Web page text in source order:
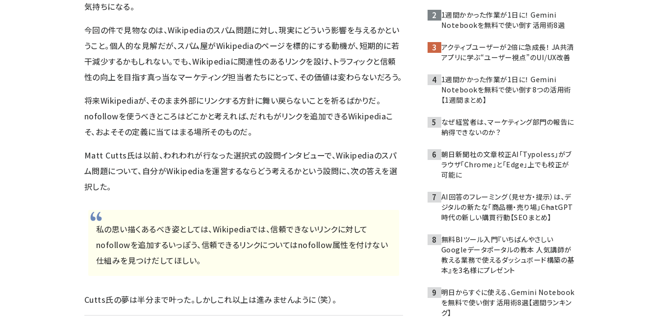
気持ちになる。
今回の件で見物なのは、Wikipediaのスパム問題に対し、現実にどういう影響を与えるかとい
うこと。個人的な見解だが、スパム屋がWikipediaのページを標的にする動機が、短期的に若
干減少するかもしれない。でも、Wikipediaに関連性のあるリンクを設け、トラフィックと信頼
性の向上を目指す真っ当なマーケティング担当者たちにとって、その価値は変わらないだろう。
将来Wikipediaが、そのまま外部にリンクする方針に舞い戻らないことを祈るばかりだ。
nofollowを使うべきところはどこかと考えれば、だれもがリンクを追加できるWikipediaこ
そ、およそその定義に当てはまる場所そのものだ。
Matt Cutts氏は以前、われわれが行なった選択式の設問インタビューで、Wikipediaのスパ
ム問題について、自分がWikipediaを運営するならどう考えるかという設問に、次の答えを選
択した。
私の思い描くあるべき姿としては、Wikipediaでは、信頼できないリンクに対して
nofollowを追加するいっぽう、信頼できるリンクについてはnofollow属性を付けない
仕組みを見つけだしてほしい。
Cutts氏の夢は半分まで叶った。しかしこれ以上は進みませんように（笑）。
1週間かかった作業が1日に！ Gemini
Notebookを無料で使い倒す活用術8選
アクティブユーザーが2倍に急成長！ JA共済
アプリに学ぶ“ユーザー視点”のUI/UX改善
1週間かかった作業が1日に！ Gemini
Notebookを無料で使い倒す8つの活用術
【1週間まとめ】
なぜ経営者は、マーケティング部門の報告に
納得できないのか？
朝日新聞社の文章校正AI「Typoless」がブ
ラウザ「Chrome」と「Edge」上でも校正が
可能に
AI回答のフレーミング（見せ方・提示）は、デ
ジタルの新たな「商品棚・売り場」――ChatGPT
時代の新しい購買行動【SEOまとめ】
無料BIツール入門『いちばんやさしい
Googleデータポータルの教本 人気講師が
教える業務で使えるダッシュボード構築の基
本』を3名様にプレゼント
明日からすぐに使える、Gemini Notebook
を無料で使い倒す活用術8選【週間ランキン
グ】